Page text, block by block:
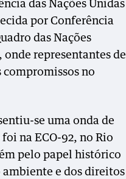
das Nações Unidas
por Conferência
das Nações
onde representantes de
compromissos no
se uma onda de
na ECO-92, no Rio
pelo papel histórico
e dos direitos